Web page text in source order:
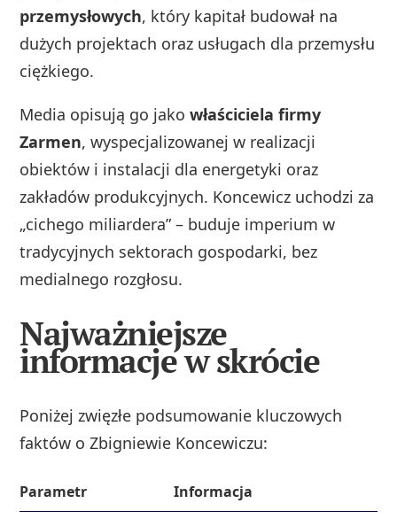
przemysłowych, który kapitał budował na
dużych projektach oraz usługach dla przemysłu
ciężkiego.
Media opisują go jakowłaściciela firmy
Zarmen, wyspecjalizowanej w realizacji
obiektów i instalacji dla energetyki oraz
zakładów produkcyjnych. Koncewicz uchodzi za
„cichego miliardera” – buduje imperium w
tradycyjnych sektorach gospodarki, bez
medialnego rozgłosu.
Najważniejsze
informacje w skrócie
Poniżej zwięzłe podsumowanie kluczowych
faktów o Zbigniewie Koncewiczu:
Parametr
Informacja